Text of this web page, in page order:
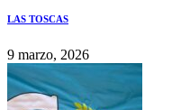
LAS TOSCAS
9 marzo, 2026